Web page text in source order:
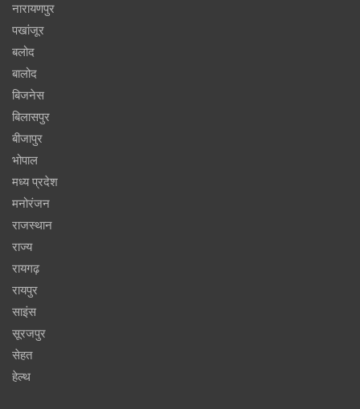
नारायणपुर
पखांजूर
बलोद
बालोद
बिजनेस
बिलासपुर
बीजापुर
भोपाल
मध्य प्रदेश
मनोरंजन
राजस्थान
राज्य
रायगढ़
रायपुर
साइंस
सूरजपुर
सेहत
हेल्थ